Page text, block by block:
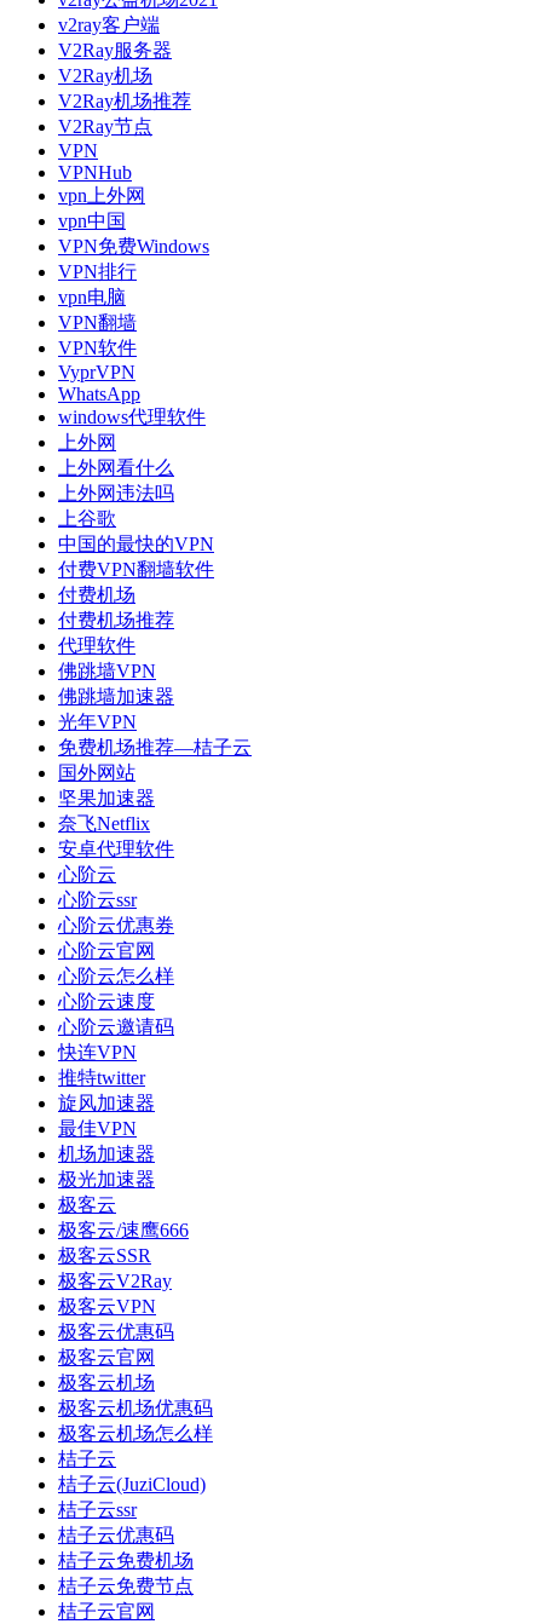
v2ray客户端
V2Ray服务器
V2Ray机场
V2Ray机场推荐
V2Ray节点
VPN
VPNHub
vpn上外网
vpn中国
VPN免费Windows
VPN排行
vpn电脑
VPN翻墙
VPN软件
VyprVPN
WhatsApp
windows代理软件
上外网
上外网看什么
上外网违法吗
上谷歌
中国的最快的VPN
付费VPN翻墙软件
付费机场
付费机场推荐
代理软件
佛跳墙VPN
佛跳墙加速器
光年VPN
免费机场推荐—桔子云
国外网站
坚果加速器
奈飞Netflix
安卓代理软件
心阶云
心阶云ssr
心阶云优惠券
心阶云官网
心阶云怎么样
心阶云速度
心阶云邀请码
快连VPN
推特twitter
旋风加速器
最佳VPN
机场加速器
极光加速器
极客云
极客云/速鹰666
极客云SSR
极客云V2Ray
极客云VPN
极客云优惠码
极客云官网
极客云机场
极客云机场优惠码
极客云机场怎么样
桔子云
桔子云(JuziCloud)
桔子云ssr
桔子云优惠码
桔子云免费机场
桔子云免费节点
桔子云官网